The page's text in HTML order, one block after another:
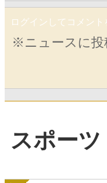
ログインしてコメント
※ニュースに投
スポー